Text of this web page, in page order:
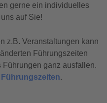
gerne ein individuelles
auf Sie!
z.B. Veranstaltungen kann
Führungszeiten
Führungen ganz ausfallen.
.